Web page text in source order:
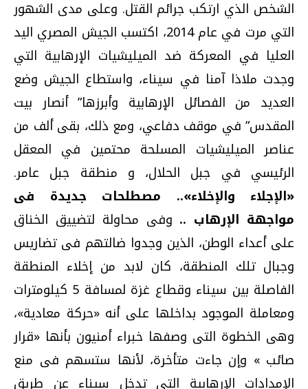
الشخص الذي ارتكب جرائم القتل. وعلى مدى الشهور
التي مرت في عام 2014، اكتسب الجيش المصري اليد
العليا في المعركة ضد الميليشيات الإرهابية التي
وجدت ملاذا آمنا في سيناء، واستطاع الجيش وضع
العديد من الفصائل الإرهابية وأبرزها” أنصار بيت
المقدس” في موقف دفاعي، ومع ذلك، بقى ألف من
عناصر الميليشيات المسلحة محتمين في المعقل
الرئيسي في جبل الحلال، و منطقة جبل عامر.
«الإجلاء والإخلاء».. مصطلحات جديدة فى
مواجهة الإرهاب .. وفى محاولة لتضييق الخناق
على أعداء الوطن، الذين وجدوا ضالتهم فى تضاريس
وجبال تلك المنطقة، كان لابد من إخلاء المنطقة
الفاصلة بين سيناء وقطاع غزة لمسافة 5 كيلومترات
ومعاملة الموجود بداخلها على أنه «حركة معادية»،
وهى الخطوة التى وصفها خبراء أمنيون بأنها «قرار
صائب » وإن جاءت متأخرة، لأنها ستسهم فى منع
الإمدادات الإرهابية التى تدخل سيناء عن طريق